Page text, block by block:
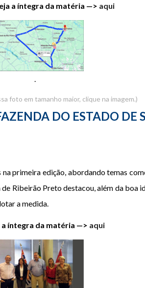
a íntegra da matéria —> aqui
.
foto em tamanho maior, clique na imagem.)
DO ESTADO DE
primeira edição, abordando temas
Ribeirão Preto destacou, além da boa
a medida.
a íntegra da matéria —> aqui